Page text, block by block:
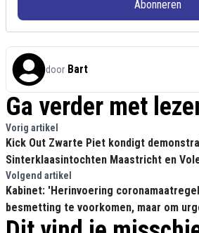
Abonneren
door Bart
Ga verder met
Vorig artikel
Kick Out Zwarte Piet kondigt
Sinterklaasintochten Maastricht en
om in actie te komen'
Volgend artikel
Kabinet: 'Herinvoering
besmetting te voorkomen, maar om